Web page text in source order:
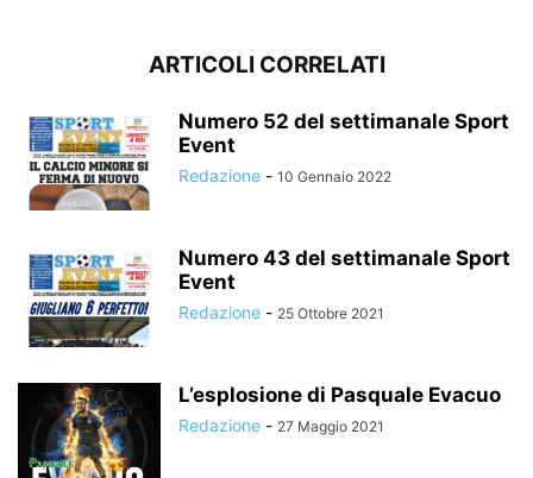
ARTICOLI CORRELATI
Numero 52 del settimanale Sport
Event
Redazione - 10 Gennaio 2022
Numero 43 del settimanale Sport
Event
Redazione - 25 Ottobre 2021
L’esplosione di Pasquale Evacuo
Redazione - 27 Maggio 2021